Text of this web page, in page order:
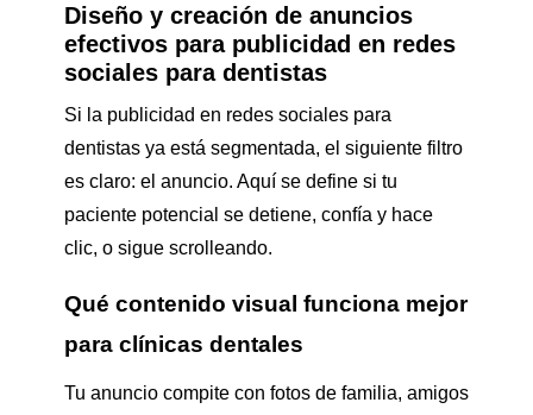
Diseño y creación de anuncios
efectivos para publicidad en redes
sociales para dentistas
Si la publicidad en redes sociales para
dentistas ya está segmentada, el siguiente filtro
es claro: el anuncio. Aquí se define si tu
paciente potencial se detiene, confía y hace
clic, o sigue scrolleando.
Qué contenido visual funciona mejor
para clínicas dentales
Tu anuncio compite con fotos de familia, amigos